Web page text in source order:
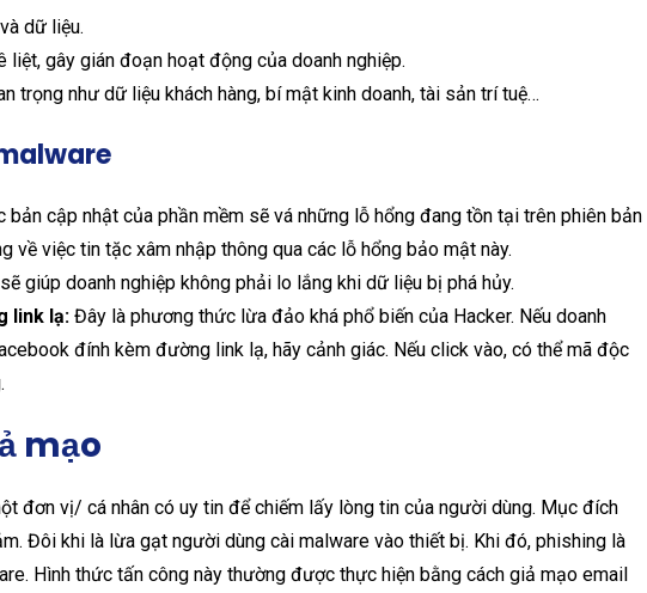
dữ liệu.
liệt, gây gián đoạn hoạt động của doanh nghiệp.
trọng như dữ liệu khách hàng, bí mật kinh doanh, tài sản trí tuệ…
bản cập nhật của phần mềm sẽ vá những lỗ hổng đang tồn tại trên phiên bản
về việc tin tặc xâm nhập thông qua các lỗ hổng bảo mật này.
giúp doanh nghiệp không phải lo lắng khi dữ liệu bị phá hủy.
link lạ: Đây là phương thức lừa đảo khá phổ biến của Hacker. Nếu doanh
đính kèm đường link lạ, hãy cảnh giác. Nếu click vào, có thể mã độc
mạo
đơn vị/ cá nhân có uy tin để chiếm lấy lòng tin của người dùng. Mục đích
Đôi khi là lừa gạt người dùng cài malware vào thiết bị. Khi đó, phishing là
Hình thức tấn công này thường được thực hiện bằng cách giả mạo email